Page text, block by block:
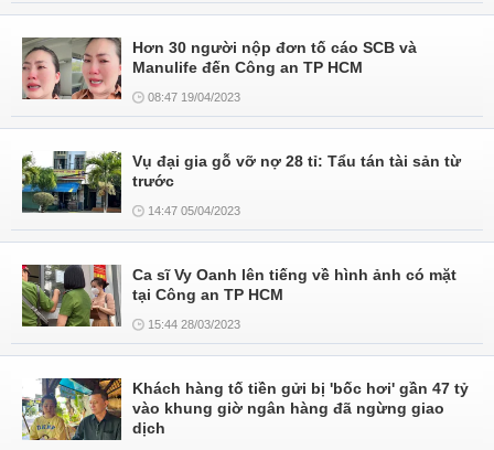
Hơn 30 người nộp đơn tố cáo SCB và
Manulife đến Công an TP HCM
08:47 19/04/2023
Vụ đại gia gỗ vỡ nợ 28 tỉ: Tẩu tán tài sản từ
trước
14:47 05/04/2023
Ca sĩ Vy Oanh lên tiếng về hình ảnh có mặt
tại Công an TP HCM
15:44 28/03/2023
Khách hàng tố tiền gửi bị 'bốc hơi' gần 47 tỷ
vào khung giờ ngân hàng đã ngừng giao
dịch